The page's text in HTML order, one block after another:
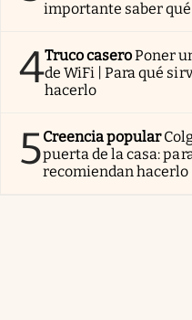
importante saber
4Truco caseroPoner
de WiFi | Para qué
hacerlo
5Creencia popular
puerta de la casa:
recomiendan hacerlo